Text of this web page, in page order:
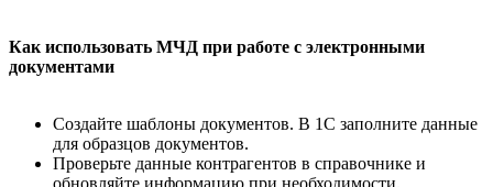
Как использовать МЧД при работе с электронными
документами
Создайте шаблоны документов. В 1С заполните данные
для образцов документов.
Проверьте данные контрагентов в справочнике и
обновляйте информацию при необходимости.